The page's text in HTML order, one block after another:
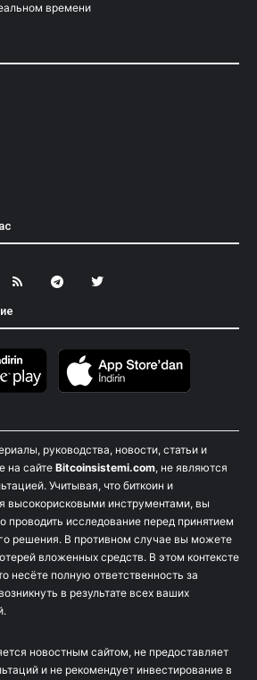
времени
руководства, новости, статьи и
на сайте Bitcoinsistemi.com, не являются
Учитывая, что биткоин и
высокорисковыми инструментами, вы
проводить исследование перед принятием
решения. В противном случае вы можете
вложенных средств. В этом контексте
несёте полную ответственность за
в результате всех ваших
новостным сайтом, не предоставляет
и не рекомендует инвестирование в